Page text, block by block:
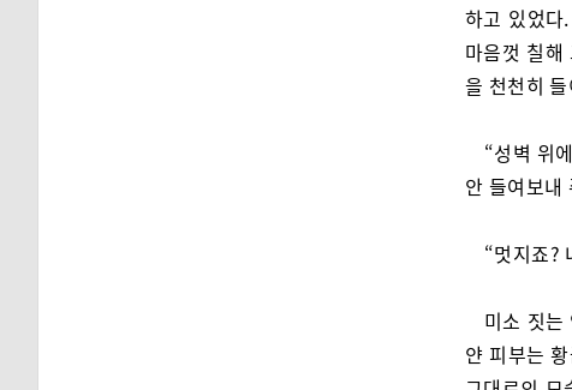
하고 있었다
마음껏 칠
을 천천히
“성벽 위
안 들여보내
“멋지죠?
미소 짓는
얀 피부는